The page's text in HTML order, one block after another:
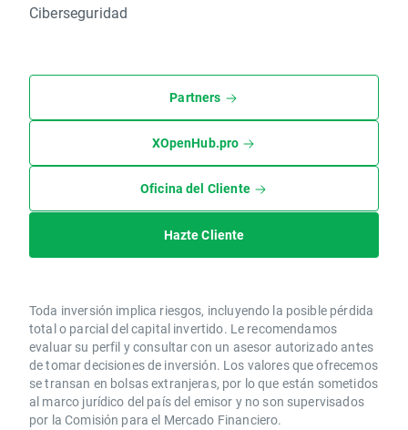
Ciberseguridad
Partners
XOpenHub.pro
Oficina del Cliente
Hazte Cliente
Toda inversión implica riesgos, incluyendo la posible pérdida
total o parcial del capital invertido. Le recomendamos
evaluar su perfil y consultar con un asesor autorizado antes
de tomar decisiones de inversión. Los valores que ofrecemos
se transan en bolsas extranjeras, por lo que están sometidos
al marco jurídico del país del emisor y no son supervisados
por la Comisión para el Mercado Financiero.